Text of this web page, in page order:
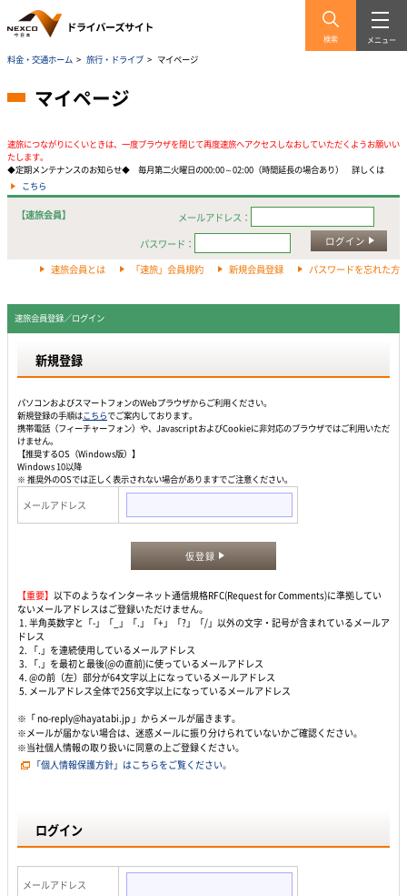
検索 メニュー
料金・交通ホーム > 旅行・ドライブ > マイページ
マイページ
速旅につながりにくいときは、一度ブラウザを閉じて再度速旅へアクセスしなおしていただくようお願いい
たします。
◆定期メンテナンスのお知らせ◆ 毎月第二火曜日の00:00～02:00（時間延長の場合あり） 詳しくは
こちら
【速旅会員】
メールアドレス：
パスワード：
ログイン
速旅会員とは 「速旅」会員規約 新規会員登録 パスワードを忘れた方
速旅会員登録／ログイン
新規登録
パソコンおよびスマートフォンのWebプラウザからご利用ください。
新規登録の手順はこちらでご案内しております。
携帯電話（フィーチャーフォン）や、JavascriptおよびCookieに非対応のブラウザではご利用いただ
けません。
【推奨するOS（Windows版）】
Windows 10以降
※ 推奨外のOSでは正しく表示されない場合がありますでご注意ください。
メールアドレス
仮登録
【重要】 以下のようなインターネット通信規格RFC(Request for Comments)に準拠してい
ないメールアドレスはご登録いただけません。
1. 半角英数字と「-」「_」「.」「+」「?」「/」以外の文字・記号が含まれているメールア
ドレス
2. 「.」を連続使用しているメールアドレス
3. 「.」を最初と最後(@の直前)に使っているメールアドレス
4. @の前（左）部分が64文字以上になっているメールアドレス
5. メールアドレス全体で256文字以上になっているメールアドレス
※「 no-reply@hayatabi.jp 」からメールが届きます。
※メールが届かない場合は、迷惑メールに振り分けられていないかご確認ください。
※当社個人情報の取り扱いに同意の上ご登録ください。
「個人情報保護方針」はこちらをご覧ください。
ログイン
メールアドレス